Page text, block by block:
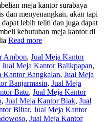
meja kantor surabaya
dan menyenangkan, akan tapi
lebih teliti dan juga dapat
kebutuhan meja kantor di
Read more
Ambon, Jual Meja Kantor
Jual Meja Kantor Balikpapan,
Kantor Bangkalan, Jual Meja
Banjarmasin, Jual Meja
Batu, Jual Meja Kantor
, Jual Meja Kantor Biak, Jual
Blitar, Jual Meja Kantor
, Jual Meja Kantor